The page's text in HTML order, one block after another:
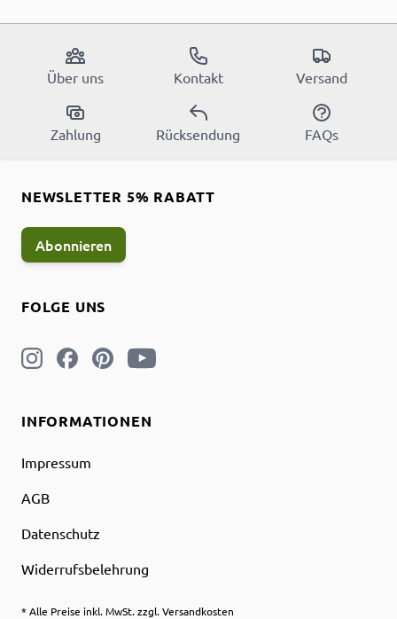
Über uns Kontakt Versand
Zahlung Rücksendung FAQs
INFORMATIONEN
Impressum
AGB
Datenschutz
Widerrufsbelehrung
* Alle Preise inkl. MwSt. zzgl. Versandkosten
FOLGE UNS
NEWSLETTER 5% RABATT
Abonnieren